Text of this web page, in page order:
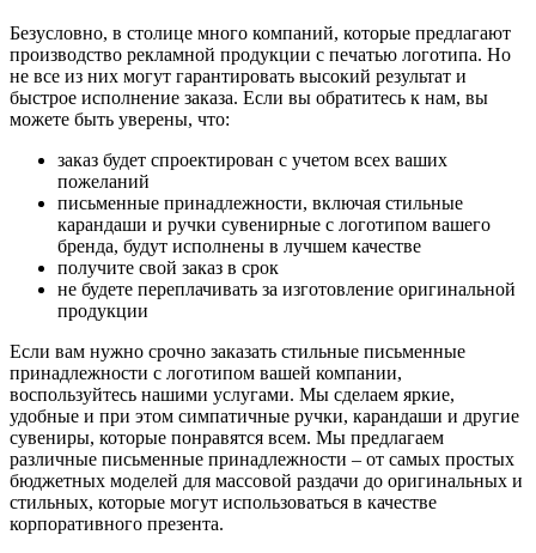
Безусловно, в столице много компаний, которые предлагают
производство рекламной продукции с печатью логотипа. Но
не все из них могут гарантировать высокий результат и
быстрое исполнение заказа. Если вы обратитесь к нам, вы
можете быть уверены, что:
заказ будет спроектирован с учетом всех ваших
пожеланий
письменные принадлежности, включая стильные
карандаши и ручки сувенирные с логотипом вашего
бренда, будут исполнены в лучшем качестве
получите свой заказ в срок
не будете переплачивать за изготовление оригинальной
продукции
Если вам нужно срочно заказать стильные письменные
принадлежности с логотипом вашей компании,
воспользуйтесь нашими услугами. Мы сделаем яркие,
удобные и при этом симпатичные ручки, карандаши и другие
сувениры, которые понравятся всем. Мы предлагаем
различные письменные принадлежности – от самых простых
бюджетных моделей для массовой раздачи до оригинальных и
стильных, которые могут использоваться в качестве
корпоративного презента.